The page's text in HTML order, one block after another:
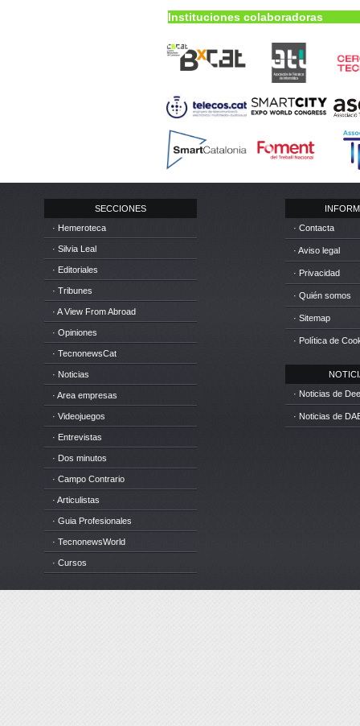
Instituciones colaboradoras
SECCIONES
· Hemeroteca
· Silvia Leal
· Editoriales
· Tribunes
· A View From Abroad
· Opiniones
· TecnonewsCat
· Noticias
· Area empresas
· Videojuegos
· Entrevistas
· Dos minutos
· Campo Contrario
· Articulistas
· Guia Profesionales
· TecnonewsWorld
· Cursos
· Contacta
· Aviso legal
· Privacidad
· Quién somos
· Sitemap
· Política de
· Noticias de
· Noticias de